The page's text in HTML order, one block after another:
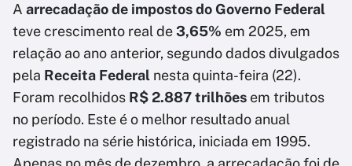
A arrecadação de impostos do Governo Federal
teve crescimento real de3,65% em 2025, em
relação ao ano anterior, segundo dados divulgados
pela Receita Federal nesta quinta-feira (22).
Foram recolhidos R$ 2.887 trilhões em tributos
no período. Este é o melhor resultado anual
registrado na série histórica, iniciada em 1995.